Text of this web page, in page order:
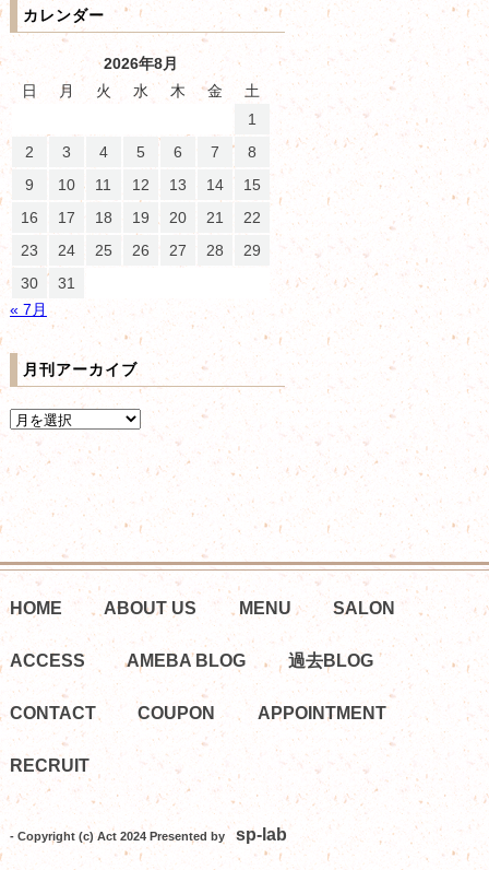
カレンダー
2026年8月
日
月 火 水 木 金
土
1
2
3 4 5 6 7
8
9
10 11 12 13 14
15
16
17 18 19 20 21
22
23
24 25 26 27 28
29
30
31
« 7月
月刊アーカイブ
HOME ABOUT US MENU SALON
ACCESS AMEBA BLOG 過去BLOG
CONTACT COUPON APPOINTMENT
RECRUIT
- Copyright (c) Act 2024 Presented by sp-lab